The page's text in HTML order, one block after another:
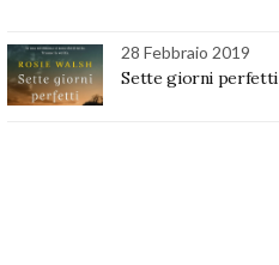
28 Febbraio 2019
Sette giorni perfetti